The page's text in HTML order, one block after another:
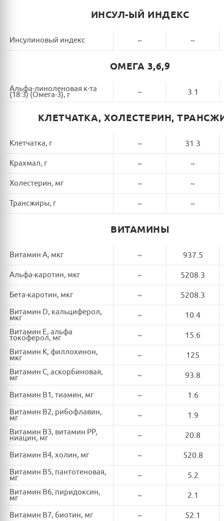
ИНСУЛ-ЫЙ ИНДЕКС
Инсулиновый индекс ~ ~
ОМЕГА 3,6,9
Альфа-линоленовая к-та
(18:3) (Омега-3), г ~ 3.1
КЛЕТЧАТКА, ХОЛЕСТЕРИН,
Клетчатка, г ~ 31.3
Крахмал, г ~ ~
Холестерин, мг ~ ~
Трансжиры, г ~ ~
ВИТАМИНЫ
Витамин A, мкг ~ 937.5
Альфа-каротин, мкг ~ 5208.3
Бета-каротин, мкг ~ 5208.3
Витамин D, кальциферол,
мкг ~ 10.4
Витамин E, альфа
токоферол, мг ~ 15.6
Витамин K, филлохинон,
мкг ~ 125
Витамин C, аскорбиновая,
мг ~ 93.8
Витамин B1, тиамин, мг ~ 1.6
Витамин B2, рибофлавин,
мг ~ 1.9
Витамин B3, витамин PP,
ниацин, мг ~ 20.8
Витамин B4, холин, мг ~ 520.8
Витамин B5, пантотеновая,
мг ~ 5.2
Витамин B6, пиридоксин,
мг ~ 2.1
Витамин B7, биотин, мг ~ 52.1